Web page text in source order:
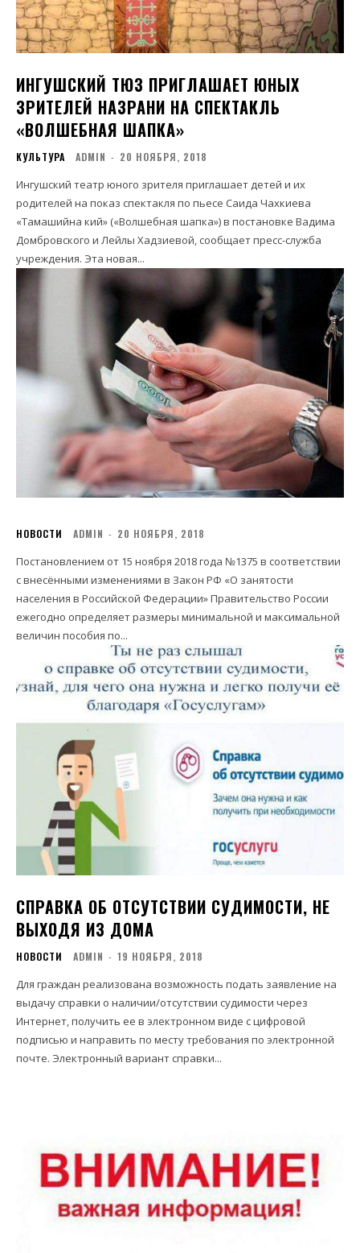
ИНГУШСКИЙ ТЮЗ ПРИГЛАШАЕТ ЮНЫХ
ЗРИТЕЛЕЙ НАЗРАНИ НА СПЕКТАКЛЬ
«ВОЛШЕБНАЯ ШАПКА»
КУЛЬТУРА ADMIN - 20 НОЯБРЯ, 2018
Ингушский театр юного зрителя приглашает детей и их
родителей на показ спектакля по пьесе Саида Чахкиева
«Тамашийна кий» («Волшебная шапка») в постановке Вадима
Домбровского и Лейлы Хадзиевой, сообщает пресс-служба
учреждения. Эта новая...
НОВОСТИ ADMIN - 20 НОЯБРЯ, 2018
Постановлением от 15 ноября 2018 года №1375 в соответствии
с внесёнными изменениями в Закон РФ «О занятости
населения в Российской Федерации» Правительство России
ежегодно определяет размеры минимальной и максимальной
величин пособия по...
СПРАВКА ОБ ОТСУТСТВИИ СУДИМОСТИ, НЕ
ВЫХОДЯ ИЗ ДОМА
НОВОСТИ ADMIN - 19 НОЯБРЯ, 2018
Для граждан реализована возможность подать заявление на
выдачу справки о наличии/отсутствии судимости через
Интернет, получить ее в электронном виде с цифровой
подписью и направить по месту требования по электронной
почте. Электронный вариант справки...